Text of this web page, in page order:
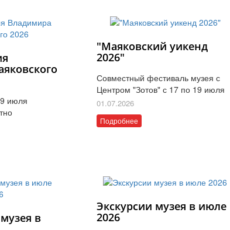
июля
"Маяковский уикенд
2026"
Совместный фестиваль музея с
Центром "Зотов" с 17 по 19 июля
01.07.2026
Подробнее
в
Экскурсии музея в июле
2026